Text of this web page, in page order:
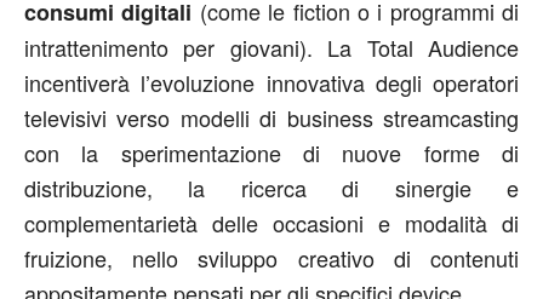
consumi digitali (come le fiction o i programmi di
intrattenimento per giovani). La Total Audience
incentiverà l’evoluzione innovativa degli operatori
televisivi verso modelli di business streamcasting
con la sperimentazione di nuove forme di
distribuzione, la ricerca di sinergie e
complementarietà delle occasioni e modalità di
fruizione, nello sviluppo creativo di contenuti